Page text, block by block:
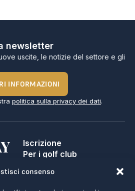
consenso
newsletter
uscite, le notizie del settore e gli
INFORMAZIONI
politica sulla privacy dei dati.
Iscrizione
Per i golf club
Note legali
Termini e condizioni